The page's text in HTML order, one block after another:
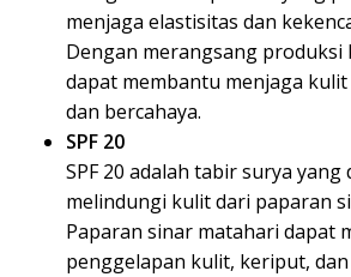
menjaga elastisitas dan
Dengan merangsang produksi
dapat membantu menjaga
dan bercahaya.
SPF 20
SPF 20 adalah tabir surya
melindungi kulit dari paparan
Paparan sinar matahari dapat
penggelapan kulit, keriput,